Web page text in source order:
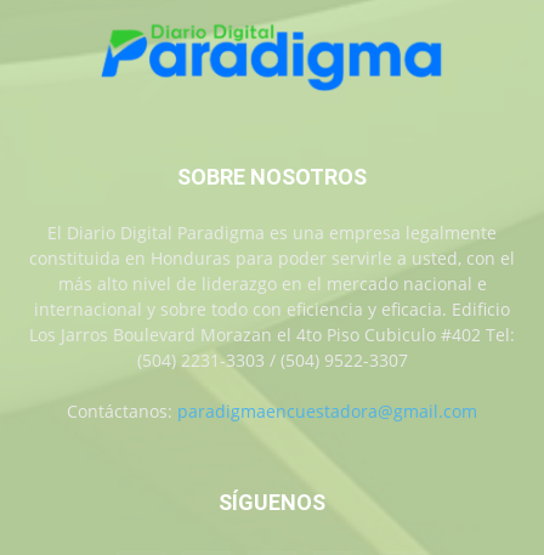
SOBRE NOSOTROS
El Diario Digital Paradigma es una empresa legalmente
constituida en Honduras para poder servirle a usted, con el
más alto nivel de liderazgo en el mercado nacional e
internacional y sobre todo con eficiencia y eficacia. Edificio
Los Jarros Boulevard Morazan el 4to Piso Cubiculo #402 Tel:
(504) 2231-3303 / (504) 9522-3307
Contáctanos: paradigmaencuestadora@gmail.com
SÍGUENOS